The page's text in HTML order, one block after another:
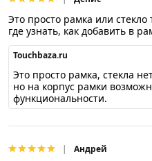
Это просто рамка или стекло
где узнать, как добавить в
Touchbaza.ru
Это просто рамка, стекла
но на корпус рамки
функциональности.
Андрей